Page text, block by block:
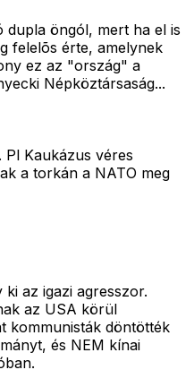
öngól, mert ha el is
felelõs érte, amelynek
ez az "ország" a
Népköztársaság...
Kaukázus véres
a torkán a NATO meg
az igazi agresszor.
az USA körül
kommunisták döntötték
és NEM kínai